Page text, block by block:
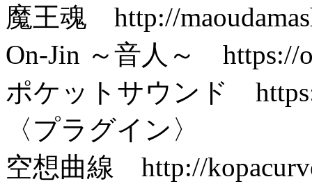
魔王魂 http://
On-Jin ～音人～ https://
ポケットサウンド
〈プラグイン〉
空想曲線 http://